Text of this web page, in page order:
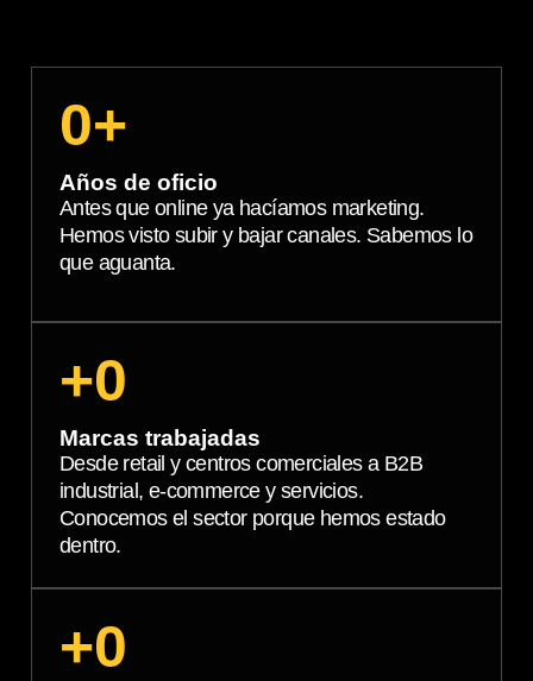
Años de oficio
0+
Antes que online ya hacíamos marketing.
Hemos visto subir y bajar canales. Sabemos lo
que aguanta.
Marcas trabajadas
+0
Desde retail y centros comerciales a B2B
industrial, e-commerce y servicios.
Conocemos el sector porque hemos estado
dentro.
+0